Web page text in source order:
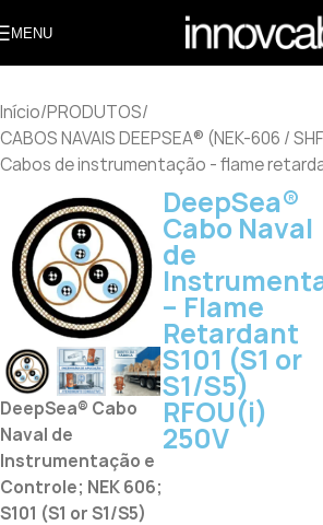
MENU
Início/PRODUTOS/
CABOS NAVAIS DEEPSEA® (NEK-606 /
Cabos de instrumentação - flame
DeepSea® Cabo
Naval de
Instrumentação e
Controle; NEK 606;
S101 (S1 or S1/S5)
DeepSea®
Cabo Naval
de
– Flame
Retardant
S101 (S1 or
S1/S5)
RFOU(i)
250V